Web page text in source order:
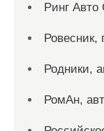
Ринг Авто
Ровесник,
Родники,
РомАн,